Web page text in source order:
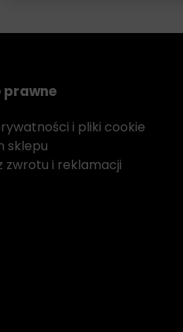
prawne
i pliki cookie
sklepu
zwrotu i reklamacji